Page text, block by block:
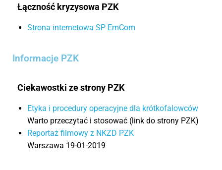
Łączność kryzysowa PZK
Strona internetowa SP EmCom
Informacje PZK
Ciekawostki ze strony PZK
Etyka i procedury operacyjne dla krótkofalowców
Warto przeczytać i stosować (link do strony PZK)
Reportaż filmowy z NKZD PZK
Warszawa 19-01-2019